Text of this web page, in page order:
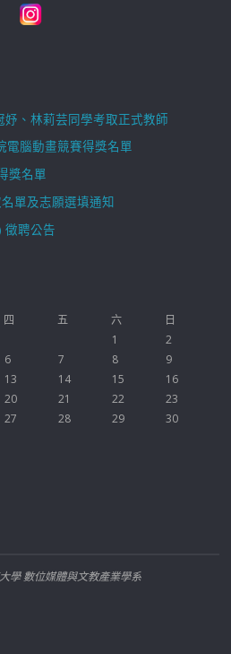
妤、林莉芸同學考取正式教師
電腦動畫競賽得獎名單
獎名單
單及志願選填通知
徵聘公告
四 五 六
日
1
2
6 7 8
9
13 14 15
16
20 21 22
23
27 28 29
30
學 數位媒體與文教產業學系